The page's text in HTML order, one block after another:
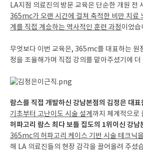
LA지점 의료진의 방문 교육은 단순한 개원 전
365mc가 오랜 시간에 걸쳐 축적한 비만 치료
계를 직접 계승하는 역사적인 훈련 과정이었습
무엇보다 이번 교육은, 365mc를 대표하는 원
정을 조율해가며 직접 강의를 맡아주셨기에 더
람스를 직접 개발하신 강남본점의 김정은 대표
기초부터 고난이도 시술 설계 까지 체계적으로
허파고리 람스 최다 보틀 집도의 1위이신 강남
365mc의 허파고리 케이스 기반 시술 테크닉
해 LA 의료진들의 현장 감각을 끌어올려 주셨